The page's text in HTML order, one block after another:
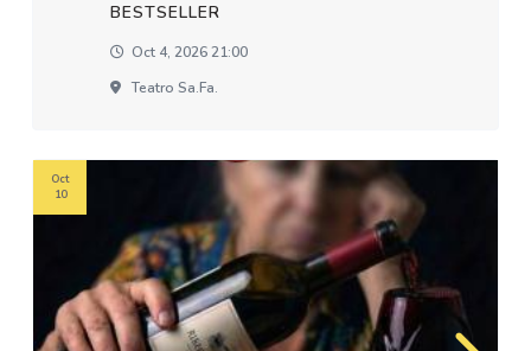
BESTSELLER
Oct 4, 2026 21:00
Teatro Sa.fa.
Oct
10